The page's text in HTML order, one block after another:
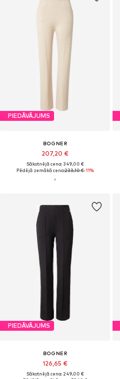
PIEDĀVĀJUMS
BOGNER
207,20 €
Sākotnējā cena: 349,00 €
Pēdējā zemākā cena:233,10 €-11%
PIEDĀVĀJUMS
BOGNER
126,65 €
Sākotnējā cena: 249,00 €